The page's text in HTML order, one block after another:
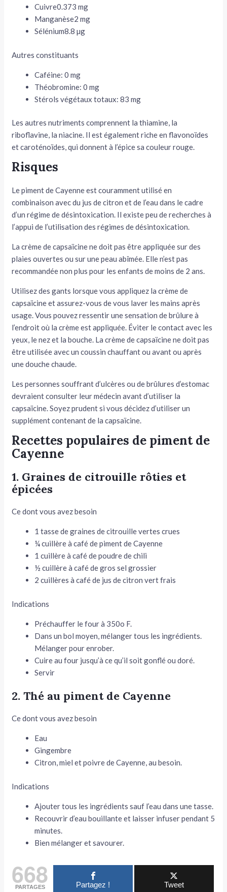
Cuivre0.373 mg
Manganèse2 mg
Sélénium8.8 µg
Autres constituants
Caféine:0 mg
Théobromine:0 mg
Stérols végétaux totaux:83 mg
Les autres nutriments comprennent la thiamine, la
riboflavine, la niacine. Il est également riche en flavonoïdes
et caroténoïdes, qui donnent à l’épice sa couleur rouge.
Risques
Le piment de Cayenne est couramment utilisé en
combinaison avec du jus de citron et de l’eau dans le cadre
d’un régime de désintoxication. Il existe peu de recherches à
l’appui de l’utilisation des régimes de désintoxication.
La crème de capsaïcine ne doit pas être appliquée sur des
plaies ouvertes ou sur une peau abîmée. Elle n’est pas
recommandée non plus pour les enfants de moins de 2 ans.
Utilisez des gants lorsque vous appliquez la crème de
capsaïcine et assurez-vous de vous laver les mains après
usage. Vous pouvez ressentir une sensation de brûlure à
l’endroit où la crème est appliquée. Éviter le contact avec les
yeux, le nez et la bouche. La crème de capsaïcine ne doit pas
être utilisée avec un coussin chauffant ou avant ou après
une douche chaude.
Les personnes souffrant d’ulcères ou de brûlures d’estomac
devraient consulter leur médecin avant d’utiliser la
capsaïcine. Soyez prudent si vous décidez d’utiliser un
supplément contenant de la capsaïcine.
Recettes populaires de piment de
Cayenne
1. Graines de citrouille rôties et
épicées
Ce dont vous avez besoin
1 tasse de graines de citrouille vertes crues
¼ cuillère à café de piment de Cayenne
1 cuillère à café de poudre de chili
½ cuillère à café de gros sel grossier
2 cuillères à café de jus de citron vert frais
Indications
Préchauffer le four à 350o F.
Dans un bol moyen, mélanger tous les ingrédients.
Mélanger pour enrober.
Cuire au four jusqu’à ce qu’il soit gonflé ou doré.
Servir
2. Thé au piment de Cayenne
Ce dont vous avez besoin
Eau
Gingembre
Citron, miel et poivre de Cayenne, au besoin.
Indications
Ajouter tous les ingrédients sauf l’eau dans une tasse.
Recouvrir d’eau bouillante et laisser infuser pendant 5
minutes.
Bien mélanger et savourer.
668
PARTAGES Partagez ! Tweet